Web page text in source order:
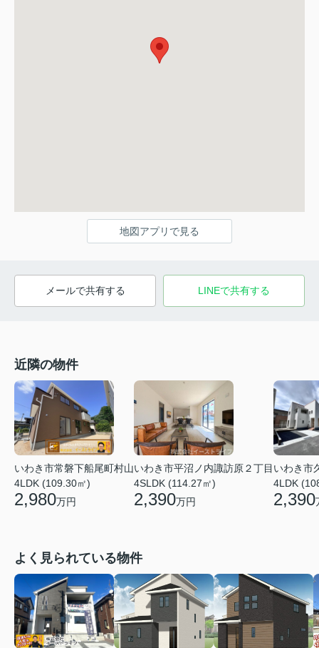
地図アプリで見る
メールで共有する LINEで共有する
近隣の物件
いわき市常磐下船尾町村山
4LDK (109.30㎡)
2,980万円
いわき市平沼ノ内諏訪原２丁目
4SLDK (114.27㎡)
2,390万円
いわき市
4LDK
2,390
よく見られている物件